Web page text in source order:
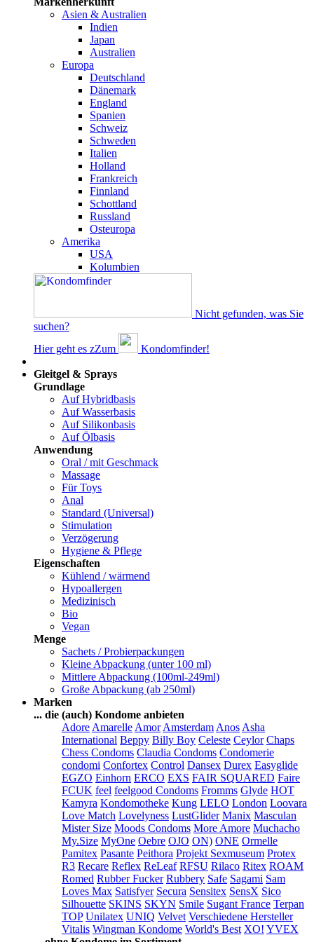
Asien & Australien
Indien
Japan
Australien
Europa
Deutschland
Dänemark
England
Spanien
Schweiz
Schweden
Italien
Holland
Frankreich
Finnland
Schottland
Russland
Osteuropa
Amerika
USA
Kolumbien
Nicht gefunden, was Sie
suchen?
Hier geht es zZum
Kondomfinder!
Gleitgel & Sprays
Grundlage
Auf Hybridbasis
Auf Wasserbasis
Auf Silikonbasis
Auf Ölbasis
Anwendung
Oral / mit Geschmack
Massage
Für Toys
Anal
Standard (Universal)
Stimulation
Verzögerung
Hygiene & Pflege
Eigenschaften
Kühlend / wärmend
Hypoallergen
Medizinisch
Bio
Vegan
Menge
Sachets / Probierpackungen
Kleine Abpackung (unter 100 ml)
Mittlere Abpackung (100ml-249ml)
Große Abpackung (ab 250ml)
Marken
... die (auch) Kondome anbieten
Adore Amarelle Amor Amsterdam Anos Asha
International Beppy Billy Boy Celeste Ceylor Chaps
Chess Condoms Claudia Condoms Condomerie
condomi Confortex Control Dansex Durex Easyglide
EGZO Einhorn ERCO EXS FAIR SQUARED Faire
FCUK feel feelgood Condoms Fromms Glyde HOT
Kamyra Kondomotheke Kung LELO London Loovara
Love Match Lovelyness LustGlider Manix Masculan
Mister Size Moods Condoms More Amore Muchacho
My.Size MyOne Oebre OJO ON) ONE Ormelle
Pamitex Pasante Peithora Projekt Sexmuseum Protex
R3 Recare Reflex ReLeaf RFSU Rilaco Ritex ROAM
Romed Rubber Fucker Rubbery Safe Sagami Sam
Loves Max Satisfyer Secura Sensitex SensX Sico
Silhouette SKINS SKYN Smile Sugant France Terpan
TOP Unilatex UNIQ Velvet Verschiedene Hersteller
Vitalis Wingman Kondome World's Best XO! YVEX